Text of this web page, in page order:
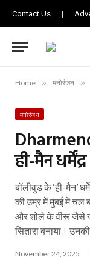
Contact Us |
Home » मनोरंजन »
मनोरंजन
ही-मैन धर्मेंद्र
बॉलीवुड के ‘ही-मैन’
की उम्र में मुंबई में
और शोले के वीरू जैसे
सितारा बनाया।
November 24, 2025